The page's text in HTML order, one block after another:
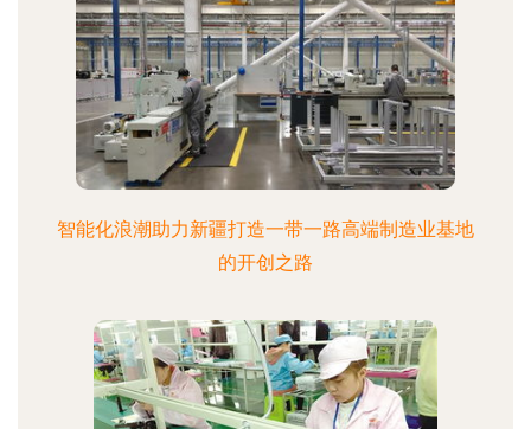
智能化浪潮助力新疆打造一带一路高端制造业基地
的开创之路